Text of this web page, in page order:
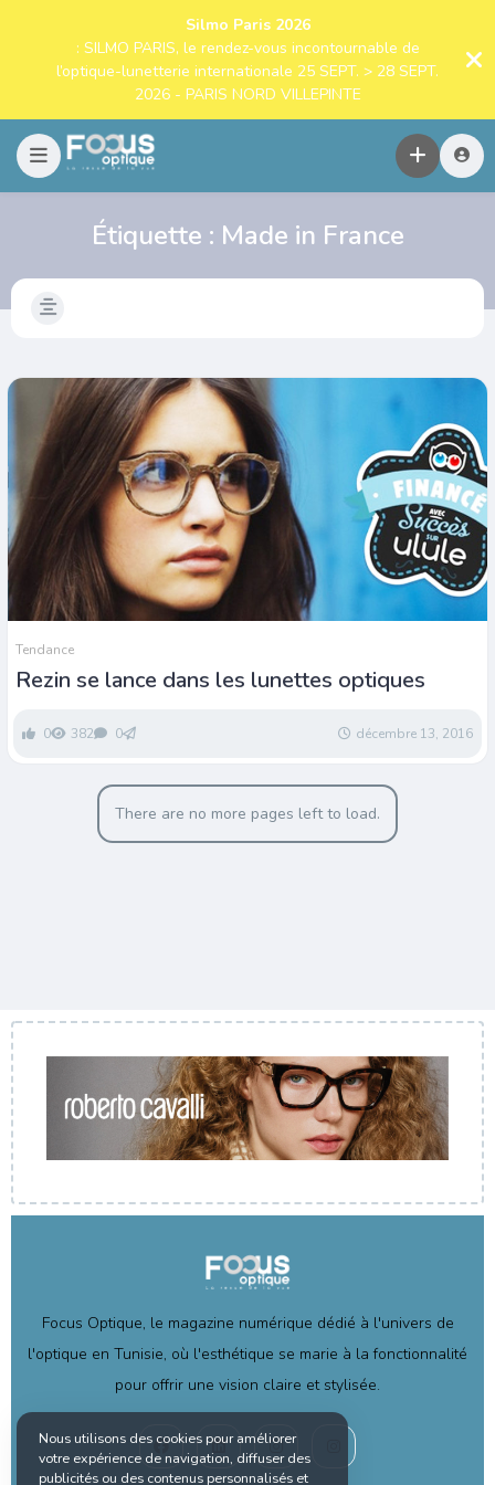
Silmo Paris 2026
: SILMO PARIS, le rendez-vous incontournable de
l’optique-lunetterie internationale 25 SEPT. > 28 SEPT.
2026 - PARIS NORD VILLEPINTE
Étiquette : Made in France
Tendance
Rezin se lance dans les lunettes optiques
0 382 0 décembre 13, 2016
There are no more pages left to load.
Focus Optique, le magazine numérique dédié à l'univers de
l'optique en Tunisie, où l'esthétique se marie à la fonctionnalité
pour offrir une vision claire et stylisée.
Nous utilisons des cookies pour améliorer
votre expérience de navigation, diffuser des
publicités ou des contenus personnalisés et